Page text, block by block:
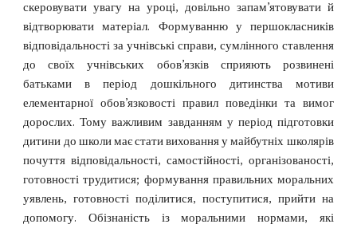
скеровувати увагу на уроці, довільно запам’ятовувати й
відтворювати матеріал. Формуванню у першокласників
відповідальності за учнівські справи, сумлінного ставлення
до своїх учнівських обов’язків сприяють розвинені
батьками в період дошкільного дитинства мотиви
елементарної обов’язковості правил поведінки та вимог
дорослих. Тому важливим завданням у період підготовки
дитини до школи має стати виховання у майбутніх школярів
почуття відповідальності, самостійності, організованості,
готовності трудитися; формування правильних моральних
уявлень, готовності поділитися, поступитися, прийти на
допомогу. Обізнаність із моральними нормами, які